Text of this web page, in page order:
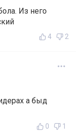
Из него
4 2
а быд
0 1